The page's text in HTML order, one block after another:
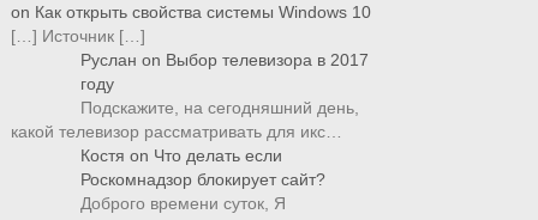
on Как открыть свойства системы Windows 10
[…] Источник […]
Руслан on Выбор телевизора в 2017
году
Подскажите, на сегодняшний день,
какой телевизор рассматривать для икс…
Костя on Что делать если
Роскомнадзор блокирует сайт?
Доброго времени суток, Я